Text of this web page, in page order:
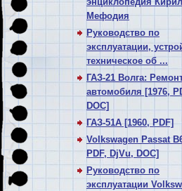
Мефодия
Руководство по
эксплуатации,
техническое об ...
ГАЗ-21 Волга:
автомобиля [1976,
DOC]
ГАЗ-51А [1960, PDF]
Volkswagen Passat
PDF, DjVu, DOC]
Руководство по
эксплуатации